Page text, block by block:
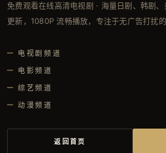
免费观看在线高清电视剧 · 海量日剧、韩剧
更新，1080P 流畅播放，专注于无广告打扰的
电视剧频道
电影频道
综艺频道
动漫频道
返回首页